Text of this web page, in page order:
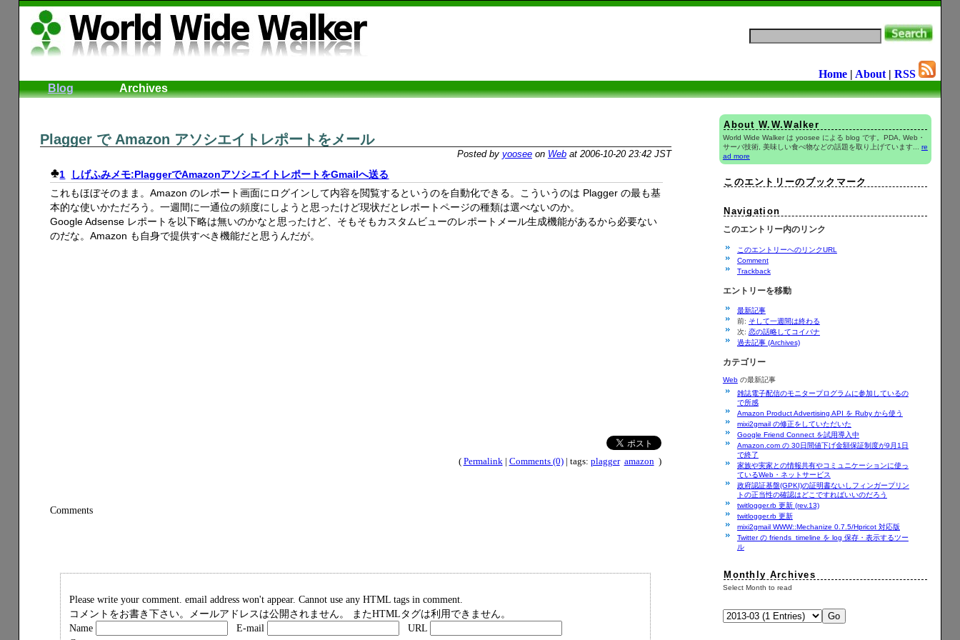
Home| About| RSS
Blog
Archives
Plagger で Amazon アソシエイトレポートをメール
Posted by yooseeon Webat 2006-10-20 23:42 JST
1
しげふみメモ:PlaggerでAmazonアソシエイトレポートをGmailへ送る
これもほぼそのまま。Amazon のレポート画面にログインして内容を閲覧するというのを自動化できる。こういうのは Plagger の最も基
本的な使いかただろう。一週間に一通位の頻度にしようと思ったけど現状だとレポートページの種類は選べないのか。
Google Adsense レポートを以下略は無いのかなと思ったけど、そもそもカスタムビューのレポートメール生成機能があるから必要ない
のだな。Amazon も自身で提供すべき機能だと思うんだが。
( Permalink | Comments (0)| tags: plagger amazon )
Comments
Please write your comment. email address won't appear. Cannot use any HTML tags in comment.
コメントをお書き下さい。メールアドレスは公開されません。 またHTMLタグは利用できません。
Name
E-mail
URL
About W.W.Walker
World Wide Walker は yoosee による blog です。PDA, Web・
サーバ技術, 美味しい食べ物などの話題を取り上げています... re
ad more
このエントリーのブックマーク
Navigation
このエントリー内のリンク
このエントリーへのリンクURL
Comment
Trackback
エントリーを移動
最新記事
前: そして一週間は終わる
次: 恋の話略してコイバナ
過去記事 (Archives)
カテゴリー
Webの最新記事
雑誌電子配信のモニタープログラムに参加しているの
で所感
Amazon Product Advertising API を Ruby から使う
mixi2gmail の修正をしていただいた
Google Friend Connect を試用導入中
Amazon.com の 30日間値下げ金額保証制度が9月1日
で終了
家族や実家との情報共有やコミュニケーションに使っ
ているWeb・ネットサービス
政府認証基盤(GPKI)の証明書ないしフィンガープリン
トの正当性の確認はどこですればいいのだろう
twitlogger.rb 更新 (rev.13)
twitlogger.rb 更新
mixi2gmail WWW::Mechanize 0.7.5/Hpricot 対応版
Twitter の friends_timeline を log 保存・表示するツー
ル
Monthly Archives
Select Month to read